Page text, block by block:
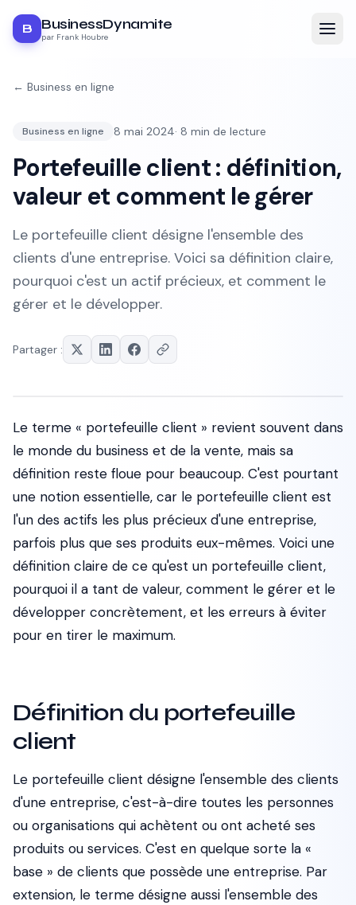
B BusinessDynamite
par Frank Houbre
← Business en ligne
Business en ligne 8 mai 2024· 8 min de lecture
Portefeuille client : définition,
valeur et comment le gérer
Le portefeuille client désigne l'ensemble des
clients d'une entreprise. Voici sa définition claire,
pourquoi c'est un actif précieux, et comment le
gérer et le développer.
Partager :
Le terme « portefeuille client » revient souvent dans
le monde du business et de la vente, mais sa
définition reste floue pour beaucoup. C'est pourtant
une notion essentielle, car le portefeuille client est
l'un des actifs les plus précieux d'une entreprise,
parfois plus que ses produits eux-mêmes. Voici une
définition claire de ce qu'est un portefeuille client,
pourquoi il a tant de valeur, comment le gérer et le
développer concrètement, et les erreurs à éviter
pour en tirer le maximum.
Définition du portefeuille
client
Le portefeuille client désigne l'ensemble des clients
d'une entreprise, c'est-à-dire toutes les personnes
ou organisations qui achètent ou ont acheté ses
produits ou services. C'est en quelque sorte la «
base » de clients que possède une entreprise. Par
extension, le terme désigne aussi l'ensemble des